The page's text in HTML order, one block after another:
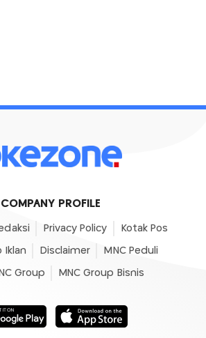
COMPANY PROFILE
Privacy Policy Kotak Pos
Iklan Disclaimer MNC Peduli
Group MNC Group Bisnis